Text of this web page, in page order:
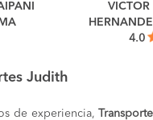
VICTOR
4.0
Judith
de experiencia,